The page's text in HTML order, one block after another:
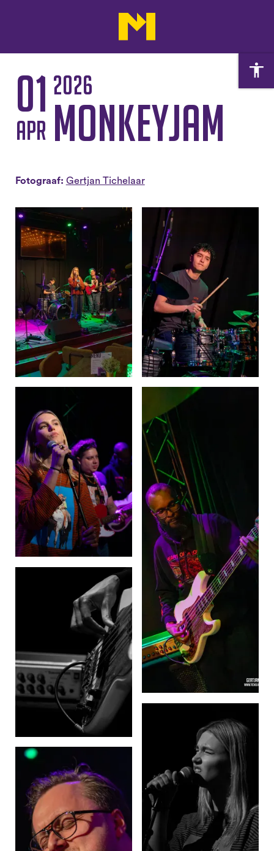
01
apr
2026
MonkeyJam
Fotograaf: Gertjan Tichelaar